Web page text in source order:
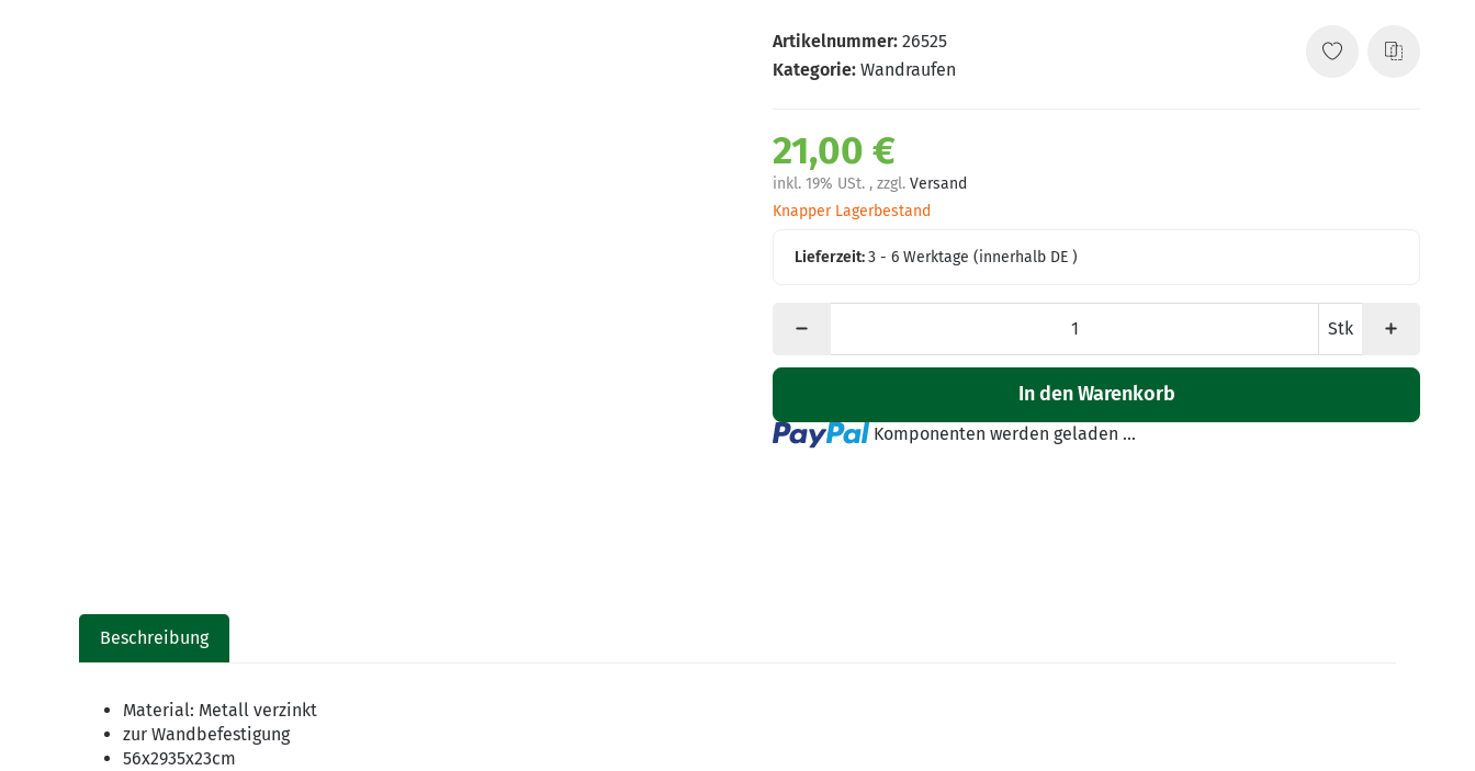
Artikelnummer: 26525
Kategorie: Wandraufen
21,00 €
inkl. 19% USt. , zzgl. Versand
Knapper Lagerbestand
Lieferzeit:3 - 6 Werktage(innerhalb DE )
Stk
In den Warenkorb
Loading... Komponenten werden geladen ...
Beschreibung
Material: Metall verzinkt
zur Wandbefestigung
56x2935x23cm